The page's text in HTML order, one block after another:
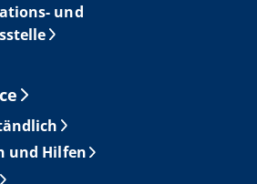
und
und Hilfen